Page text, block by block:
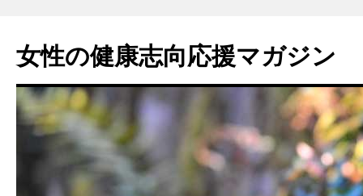
女性の健康志向応援マガジン